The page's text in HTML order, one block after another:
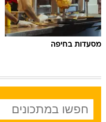
מסעדות בחיפה